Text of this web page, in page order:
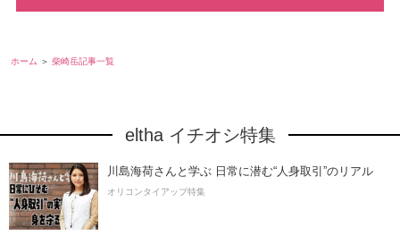
ホーム 柴崎岳記事一覧
eltha イチオシ特集
川島海荷さんと学ぶ 日常に潜む“人身取引”のリアル
オリコンタイアップ特集